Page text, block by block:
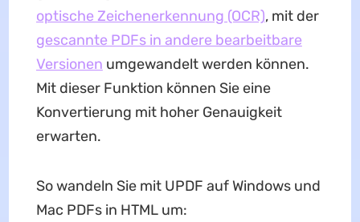
optische Zeichenerkennung (OCR), mit der
gescannte PDFs in andere bearbeitbare
Versionen umgewandelt werden können.
Mit dieser Funktion können Sie eine
Konvertierung mit hoher Genauigkeit
erwarten.
So wandeln Sie mit UPDF auf Windows und
Mac PDFs in HTML um: